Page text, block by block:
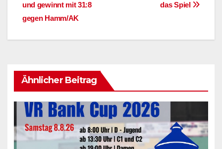
das Spiel
und gewinnt mit 31:8
gegen Hamm/AK
Ähnlicher Beitrag